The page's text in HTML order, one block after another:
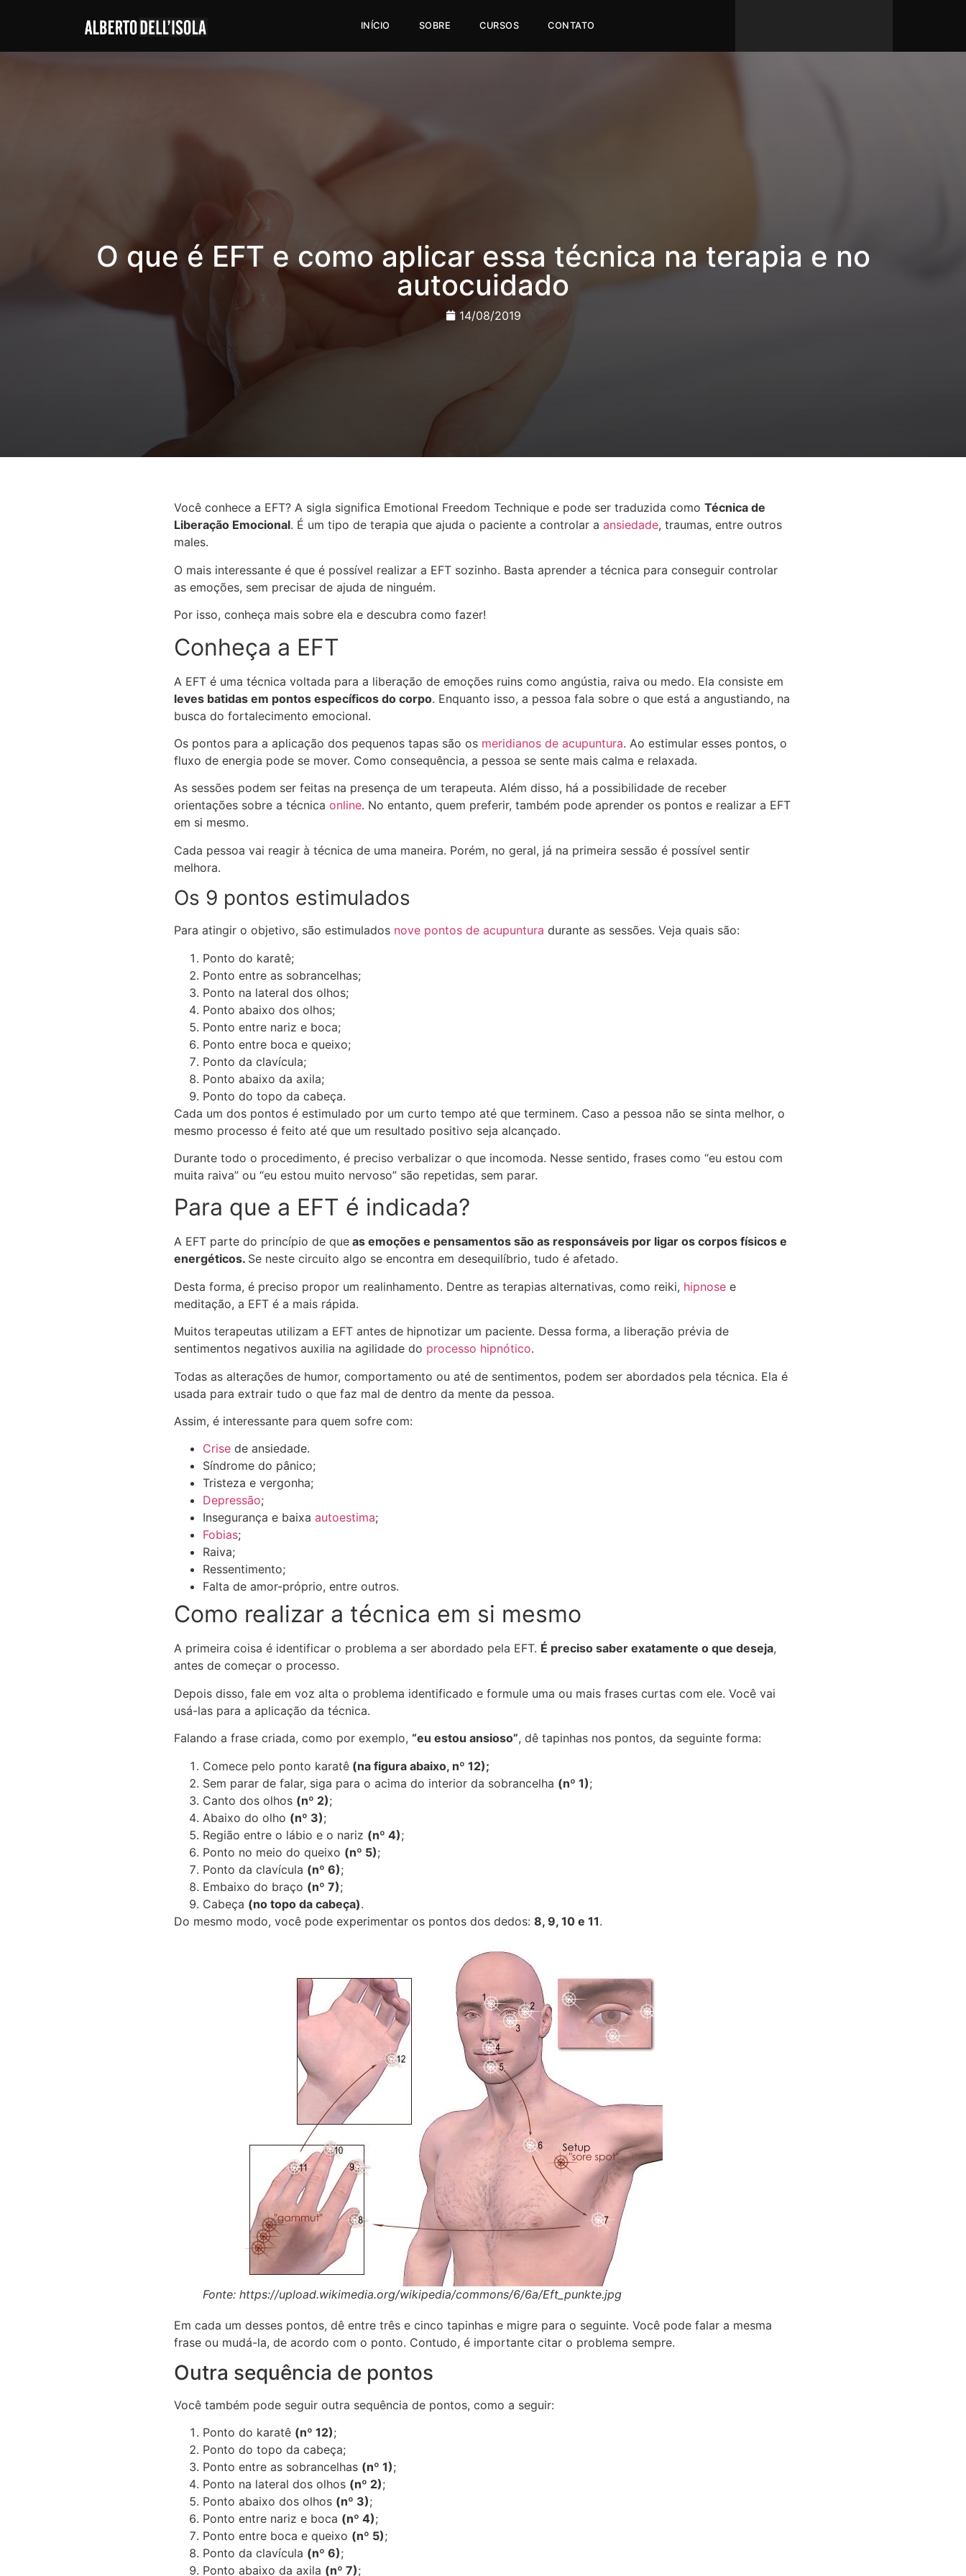
INÍCIO SOBRE CURSOS CONTATO
O que é EFT e como aplicar essa técnica na terapia e no
autocuidado
14/08/2019
Você conhece a EFT? A sigla significa Emotional Freedom Technique e pode ser traduzida como Técnica de
Liberação Emocional. É um tipo de terapia que ajuda o paciente a controlar a ansiedade, traumas, entre outros
males.
O mais interessante é que é possível realizar a EFT sozinho. Basta aprender a técnica para conseguir controlar
as emoções, sem precisar de ajuda de ninguém.
Por isso, conheça mais sobre ela e descubra como fazer!
Conheça a EFT
A EFT é uma técnica voltada para a liberação de emoções ruins como angústia, raiva ou medo. Ela consiste em
leves batidas em pontos específicos do corpo. Enquanto isso, a pessoa fala sobre o que está a angustiando, na
busca do fortalecimento emocional.
Os pontos para a aplicação dos pequenos tapas são os meridianos de acupuntura. Ao estimular esses pontos, o
fluxo de energia pode se mover. Como consequência, a pessoa se sente mais calma e relaxada.
As sessões podem ser feitas na presença de um terapeuta. Além disso, há a possibilidade de receber
orientações sobre a técnica online. No entanto, quem preferir, também pode aprender os pontos e realizar a EFT
em si mesmo.
Cada pessoa vai reagir à técnica de uma maneira. Porém, no geral, já na primeira sessão é possível sentir
melhora.
Os 9 pontos estimulados
Para atingir o objetivo, são estimulados nove pontos de acupuntura durante as sessões. Veja quais são:
Ponto do karatê;
Ponto entre as sobrancelhas;
Ponto na lateral dos olhos;
Ponto abaixo dos olhos;
Ponto entre nariz e boca;
Ponto entre boca e queixo;
Ponto da clavícula;
Ponto abaixo da axila;
Ponto do topo da cabeça.
Cada um dos pontos é estimulado por um curto tempo até que terminem. Caso a pessoa não se sinta melhor, o
mesmo processo é feito até que um resultado positivo seja alcançado.
Durante todo o procedimento, é preciso verbalizar o que incomoda. Nesse sentido, frases como “eu estou com
muita raiva” ou “eu estou muito nervoso” são repetidas, sem parar.
Para que a EFT é indicada?
A EFT parte do princípio de que as emoções e pensamentos são as responsáveis por ligar os corpos físicos e
energéticos. Se neste circuito algo se encontra em desequilíbrio, tudo é afetado.
Desta forma, é preciso propor um realinhamento. Dentre as terapias alternativas, como reiki, hipnose e
meditação, a EFT é a mais rápida.
Muitos terapeutas utilizam a EFT antes de hipnotizar um paciente. Dessa forma, a liberação prévia de
sentimentos negativos auxilia na agilidade do processo hipnótico.
Todas as alterações de humor, comportamento ou até de sentimentos, podem ser abordados pela técnica. Ela é
usada para extrair tudo o que faz mal de dentro da mente da pessoa.
Assim, é interessante para quem sofre com:
Crise de ansiedade.
Síndrome do pânico;
Tristeza e vergonha;
Depressão;
Insegurança e baixa autoestima;
Fobias;
Raiva;
Ressentimento;
Falta de amor-próprio, entre outros.
Como realizar a técnica em si mesmo
A primeira coisa é identificar o problema a ser abordado pela EFT. É preciso saber exatamente o que deseja,
antes de começar o processo.
Depois disso, fale em voz alta o problema identificado e formule uma ou mais frases curtas com ele. Você vai
usá-las para a aplicação da técnica.
Falando a frase criada, como por exemplo, “eu estou ansioso”, dê tapinhas nos pontos, da seguinte forma:
Comece pelo ponto karatê (na figura abaixo, nº 12);
Sem parar de falar, siga para o acima do interior da sobrancelha (nº 1);
Canto dos olhos (nº 2);
Abaixo do olho (nº 3);
Região entre o lábio e o nariz (nº 4);
Ponto no meio do queixo (nº 5);
Ponto da clavícula (nº 6);
Embaixo do braço (nº 7);
Cabeça (no topo da cabeça).
Do mesmo modo, você pode experimentar os pontos dos dedos: 8, 9, 10 e 11.
Fonte: https://upload.wikimedia.org/wikipedia/commons/6/6a/Eft_punkte.jpg
Em cada um desses pontos, dê entre três e cinco tapinhas e migre para o seguinte. Você pode falar a mesma
frase ou mudá-la, de acordo com o ponto. Contudo, é importante citar o problema sempre.
Outra sequência de pontos
Você também pode seguir outra sequência de pontos, como a seguir:
Ponto do karatê (nº 12);
Ponto do topo da cabeça;
Ponto entre as sobrancelhas (nº 1);
Ponto na lateral dos olhos (nº 2);
Ponto abaixo dos olhos (nº 3);
Ponto entre nariz e boca (nº 4);
Ponto entre boca e queixo (nº 5);
Ponto da clavícula (nº 6);
Ponto abaixo da axila (nº 7);